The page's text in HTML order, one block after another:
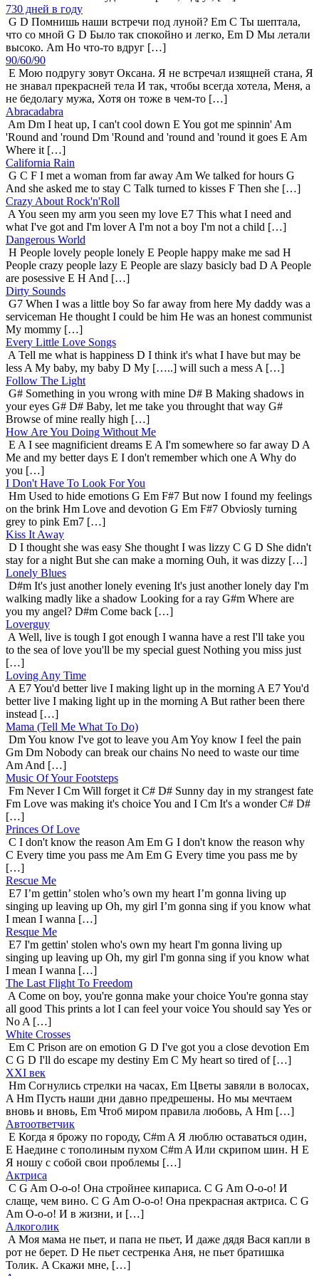
730 дней в году
G D Помнишь наши встречи под луной? Em C Ты шептала,
что со мной G D Было так спокойно и легко, Em D Мы летали
высоко. Am Но что-то вдруг […]
90/60/90
E Мою подругу зовут Оксана. Я не встречал изящней стана, Я
не знавал прекрасней тела И так, чтобы всегда хотела, Меня, а
не бедолагу мужа, Хотя он тоже в чем-то […]
Abracadabra
Am Dm I heat up, I can't cool down E You got me spinnin' Am
'Round and 'round Dm 'Round and 'round and 'round it goes E Am
Where it […]
California Rain
G C F I met a woman from far away Am We talked for hours G
And she asked me to stay C Talk turned to kisses F Then she […]
Crazy About Rock'n'Roll
A You seen my arm you seen my love E7 This what I need and
what I've got and I'm lover A I'm not a boy I'm not a child […]
Dangerous World
H People lovely people lonely E People happy make me sad H
People crazy people lazy E People are slazy basicly bad D A People
are posessive E H And […]
Dirty Sounds
G7 When I was a little boy So far away from here My daddy was a
serviceman He thought I could be him He was an honest communist
My mommy […]
Every Little Love Songs
A Tell me what is happiness D I think it's what I have but may be
less A My baby, my baby D My […..] will such a mess A […]
Follow The Light
G# Something in you wrong with mine D# B Making shadows in
your eyes G# D# Baby, let me take you throught that way G#
Browse of mine really high […]
How Are You Doing Without Me
E A I see magnificient dreams E A I'm somewhere so far away D A
Me and my better days E I don't remember which one A Why do
you […]
I Don't Have To Look For You
Hm Used to hide emotions G Em F#7 But now I found my feelings
on the brink Hm Love and devotion G Em F#7 Obviosly turning
grey to pink Em7 […]
Kiss It Away
D I thought she was easy She thought I was lizzy C G D She didn't
stay for a night But she can make a morning Ouh, it was dizzy […]
Lonely Blues
D#m It's just another lonely evening It's just another lonely day I'm
walking madly like a shadow Looking for a ray G#m Where are
you my angel? D#m Come back […]
Loverguy
A Well, live is tough I got enough I wanna have a rest I'll take you
to the sea of love you'll be my special guest Nothing you miss just
[…]
Loving Any Time
A E7 You'd better live I making light up in the morning A E7 You'd
better live I making light up in the morning A But rather been there
instead […]
Mama (Tell Me What To Do)
Dm You know I've got to leave you Am Yoy know I feel the pain
Gm Dm Nobody can break our chains No need to waste our time
Am And […]
Music Of Your Footsteps
Fm Never I Cm Will forget it C# D# Sunny day in my strangest fate
Fm Love was making it's choice You and I Cm It's a wonder C# D#
[…]
Princes Of Love
C I don't know the reason Am Em G I don't know the reason why
C Every time you pass me Am Em G Every time you pass me by
[…]
Rescue Me
E7 I’m gettin’ stolen who’s own my heart I’m gonna living up
singing up leaving up Oh, my girl I’m gonna sing if you know what
I mean I wanna […]
Resque Me
E7 I'm gettin' stolen who's own my heart I'm gonna living up
singing up leaving up Oh, my girl I'm gonna sing if you know what
I mean I wanna […]
The Last Flight To Freedom
A Come on boy, you're gonna make your choice You're gonna stay
all good This prints a lot I can feel your voice You should say Yes or
No A […]
White Crosses
Em C Prison are on emotion G D I've got you a close devotion Em
C G D I'll do escape my destiny Em C My heart so tired of […]
XXI век
Hm Согнулись стрелки на часах, Em Цветы завяли в волосах,
A Hm Пусть наши дни давно предрешены. Но мы мечтаем
вновь и вновь, Em Чтоб миром правила любовь, A Hm […]
Автоответчик
E Когда я брожу по городу, C#m A Я люблю оставаться один,
E Наедине с тополиным пухом C#m A Или скрипом шин. H E
Я ношу с собой свои проблемы […]
Актриса
C G Am О-о-о! Она стройнее кипариса. C G Am О-о-о! И
слаще, чем вино. C G Am О-о-о! Она прекрасная актриса. C G
Am О-о-о! И в жизни, и […]
Алкоголик
A Моя мама не пьет, и папа не пьет, И даже дядя Вася капли в
рот не берет. D Не пьет сестренка Аня, не пьет братишка
Толик. A Скажи мне, […]